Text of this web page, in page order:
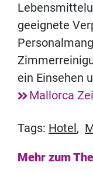
geeignete
ein Einsehen
Mallorca
Tags: Hotel ,
Mehr zum